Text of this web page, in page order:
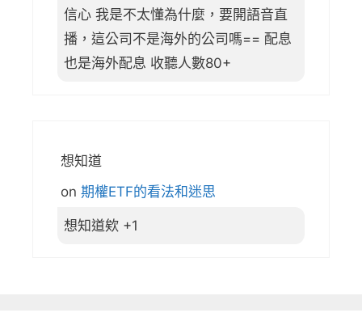
信心 我是不太懂為什麼，要開語音直
播，這公司不是海外的公司嗎== 配息
也是海外配息 收聽人數80+
想知道
on 期權ETF的看法和迷思
想知道欸 +1